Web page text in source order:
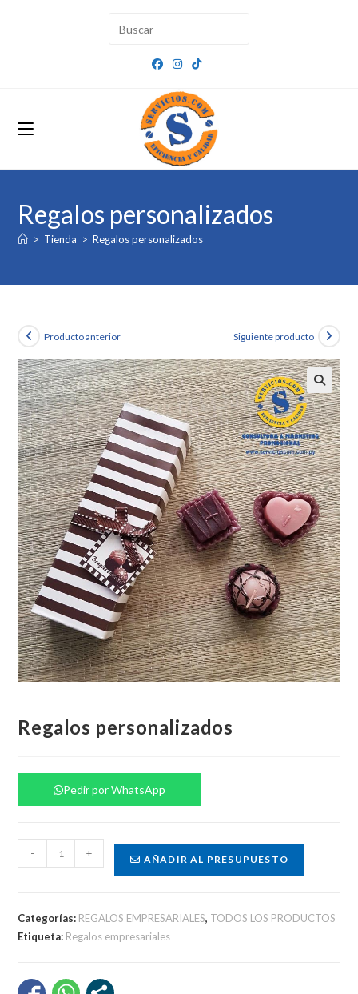
Regalos personalizados
> Tienda > Regalos personalizados
Producto anterior Siguiente producto
Regalos personalizados
Pedir por WhatsApp
personalizados
- + AÑADIR AL PRESUPUESTO
Categorías: REGALOS EMPRESARIALES, TODOS LOS PRODUCTOS
Etiqueta: Regalos empresariales